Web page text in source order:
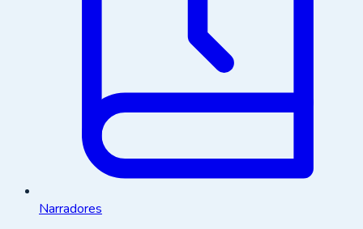
Narradores